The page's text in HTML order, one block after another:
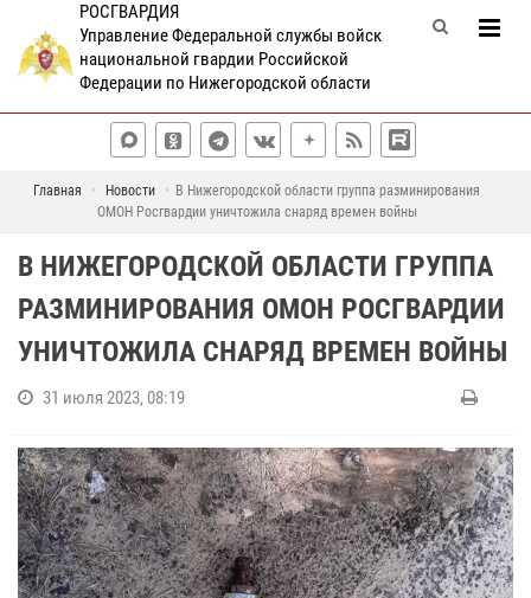
РОСГВАРДИЯ
Управление Федеральной службы войск
национальной гвардии Российской
Федерации по Нижегородской области
Главная Новости
В Нижегородской области группа разминирования
ОМОН Росгвардии уничтожила снаряд времен войны
В НИЖЕГОРОДСКОЙ ОБЛАСТИ ГРУППА
РАЗМИНИРОВАНИЯ ОМОН РОСГВАРДИИ
УНИЧТОЖИЛА СНАРЯД ВРЕМЕН ВОЙНЫ
31 июля 2023, 08:19